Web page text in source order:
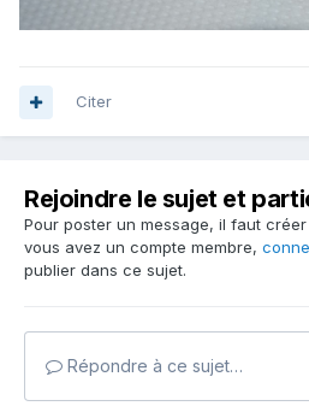
Citer
Rejoindre le sujet et
Pour poster un message, il faut
vous avez un compte membre,
publier dans ce sujet.
Répondre à ce sujet…